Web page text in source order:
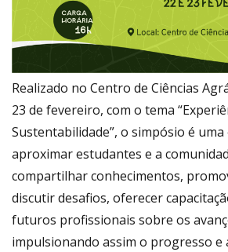
Realizado no Centro de Ciências
23 de fevereiro, com o tema
Sustentabilidade”, o simpósio é
aproximarestudantes e a
compartilhar conhecimentos,
discutir desafios, oferecer
futuros profissionais sobre os
impulsionando assim o progresso e